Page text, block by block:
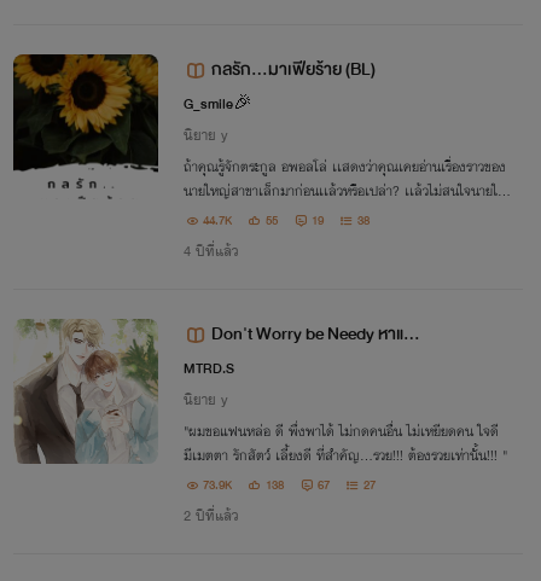
กลรัก...มาเฟียร้าย (BL)
G_smile🎉
นิยาย y
ถ้าคุณรู้จักตระกูล อพอลโล่ เเสดงว่าคุณเคยอ่านเรื่องราวของ
นายใหญ่สาขาเล็กมาก่อนเเล้วหรือเปล่า? เเล้วไม่สนใจนายให
ญ่สาขากลางบ้างเหรอ...เขาขึ้นชื่อเรื่องคลั่งรักไม่ต่างจากน้อง
ชายหรอกนะ...ติดตามเลย!!
44.7K 55 19 38
4 ปีที่แล้ว
Don't Worry be Needy หาแฟน
ทั้งทีต้องดีกว่าเดิม
MTRD.S
นิยาย y
"ผมขอแฟนหล่อ ดี พึ่งพาได้ ไม่กดคนอื่น ไม่เหยียดคน ใจดี
มีเมตตา รักสัตว์ เลี้ยงดี ที่สำคัญ...รวย!!! ต้องรวยเท่านั้น!!! "
73.9K 138 67 27
2 ปีที่แล้ว